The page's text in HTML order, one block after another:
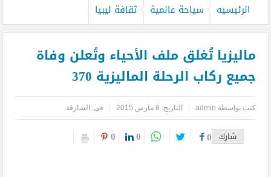
الرئيسيه سياحة عالمية ثقافة ليبيا
ماليزيا تُغلق ملف الأحياء وتُعلن وفاة
جميع ركاب الرحلة الماليزية 370
كتب بواسطة admin التاريخ: 8 مارس 2015 فى :الشارقة
شارك 0
0
0